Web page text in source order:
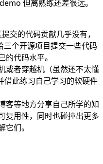
但离熟练还差很远。
交的代码贡献几乎没有，
三个开源项目提交一些代码
的代码水平。
或者穿越机（虽然还不太懂
此练习自己学习的软硬件
客等地方分享自己所学的知
复用性，同时也碰撞出更多
它们。